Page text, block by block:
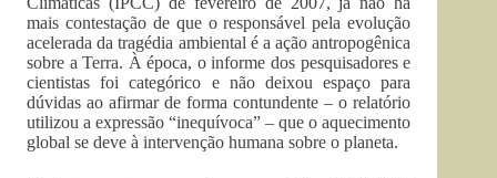
mais contestação de que o responsável pela evolução
acelerada da tragédia ambiental é a ação antropogênica
sobre a Terra. À época, o informe dos pesquisadores e
cientistas foi categórico e não deixou espaço para
dúvidas ao afirmar de forma contundente – o relatório
utilizou a expressão “inequívoca” – que o aquecimento
global se deve à intervenção humana sobre o planeta.